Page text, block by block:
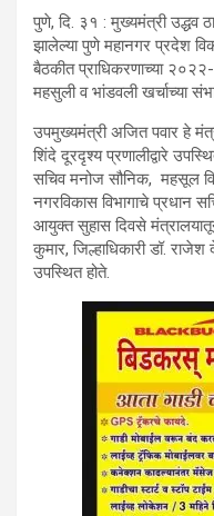
पुणे, दि. ३१ : मुख्यमंत्री उद्धव
झालेल्या पुणे महानगर प्रदेश
बैठकीत प्राधिकरणाच्या
महसुली व भांडवली खर्चाच्या
उपमुख्यमंत्री अजित पवार हे
शिंदे दूरदृश्य प्रणालीद्वारे
सचिव मनोज सौनिक, महसूल
नगरविकास विभागाचे प्रधान
आयुक्त सुहास दिवसे
कुमार, जिल्हाधिकारी डॉ.
उपस्थित होते.